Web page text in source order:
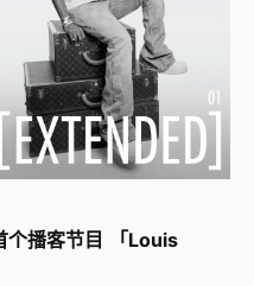
个播客节目 「Louis